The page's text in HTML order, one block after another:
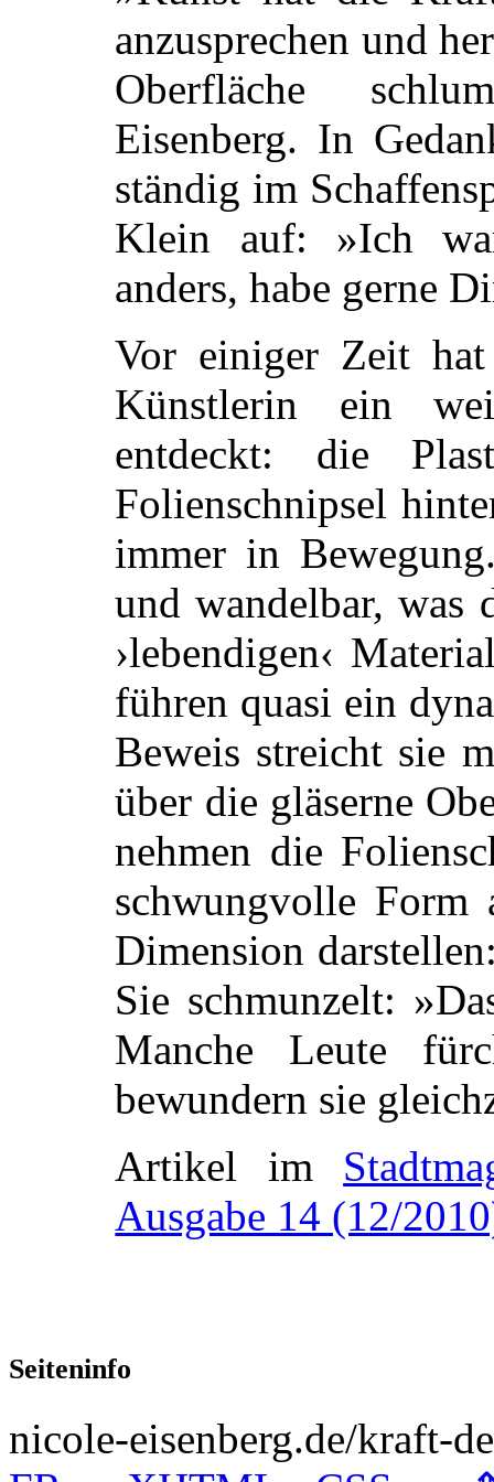
anzusprechen und
Oberfläche
Eisenberg. In
ständig im
Klein auf: »Ich
anders, habe gerne
Vor einiger Zeit hat
Künstlerin ein
entdeckt: die
Folienschnipsel
immer in
und wandelbar, was
›lebendigen‹
führen quasi ein
Beweis streicht sie
über die gläserne
nehmen die
schwungvolle
Dimension
Sie schmunzelt:
Manche Leute
bewundern sie
Artikel im
Ausgabe 14 (12/
Seiteninfo
nicole-eisenberg.de/kraft-